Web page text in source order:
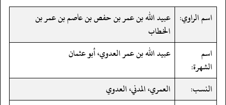
اسم الراوي: عبيد الله بن عمر بن حفص بن عاصم بن عمر بن
الخطاب
اسم
الشهرة:
عبيد الله بن عمر العدوي، أبو عثمان
النسب:
العمري، المدني، العدوي